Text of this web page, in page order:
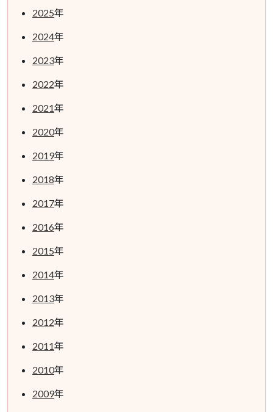
2025年
2024年
2023年
2022年
2021年
2020年
2019年
2018年
2017年
2016年
2015年
2014年
2013年
2012年
2011年
2010年
2009年